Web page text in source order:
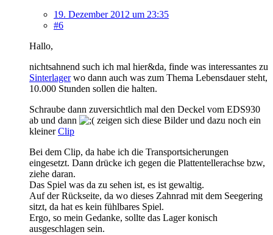
19. Dezember 2012 um 23:35
#6
Hallo,
nichtsahnend such ich mal hier&da, finde was interessantes zu
Sinterlagerwo dann auch was zum Thema Lebensdauer steht,
10.000 Stunden sollen die halten.
Schraube dann zuversichtlich mal den Deckel vom EDS930
ab und dann
zeigen sich diese Bilder und dazu noch ein
kleinerClip
Bei dem Clip, da habe ich die Transportsicherungen
eingesetzt. Dann drücke ich gegen die Plattentellerachse bzw,
ziehe daran.
Das Spiel was da zu sehen ist, es ist gewaltig.
Auf der Rückseite, da wo dieses Zahnrad mit dem Seegering
sitzt, da hat es kein fühlbares Spiel.
Ergo, so mein Gedanke, sollte das Lager konisch
ausgeschlagen sein.